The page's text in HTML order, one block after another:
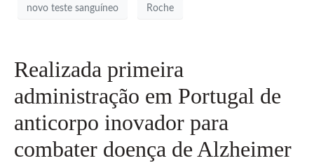
novo teste sanguíneo Roche
Realizada primeira
administração em Portugal de
anticorpo inovador para
combater doença de Alzheimer